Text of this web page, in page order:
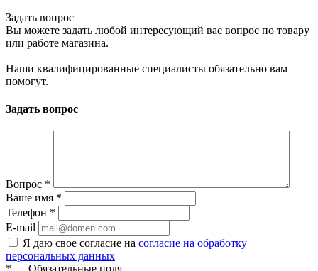
Задать вопрос
Вы можете задать любой интересующий вас вопрос по товару
или работе магазина.
Наши квалифицированные специалисты обязательно вам
помогут.
Задать вопрос
Вопрос *
Ваше имя *
Телефон *
E-mail
Я даю свое согласие на согласие на обработку
персональных данных